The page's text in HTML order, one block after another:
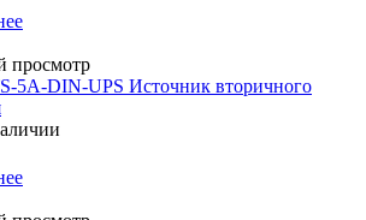
просмотр
5A-DIN-UPS Источник вторичного